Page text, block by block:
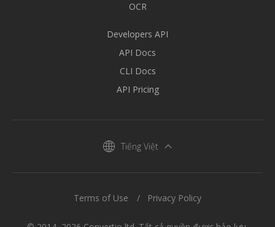
OCR
Developers API
API Docs
CLI Docs
API Pricing
Tiếng Việt
Terms of Use Privacy Policy